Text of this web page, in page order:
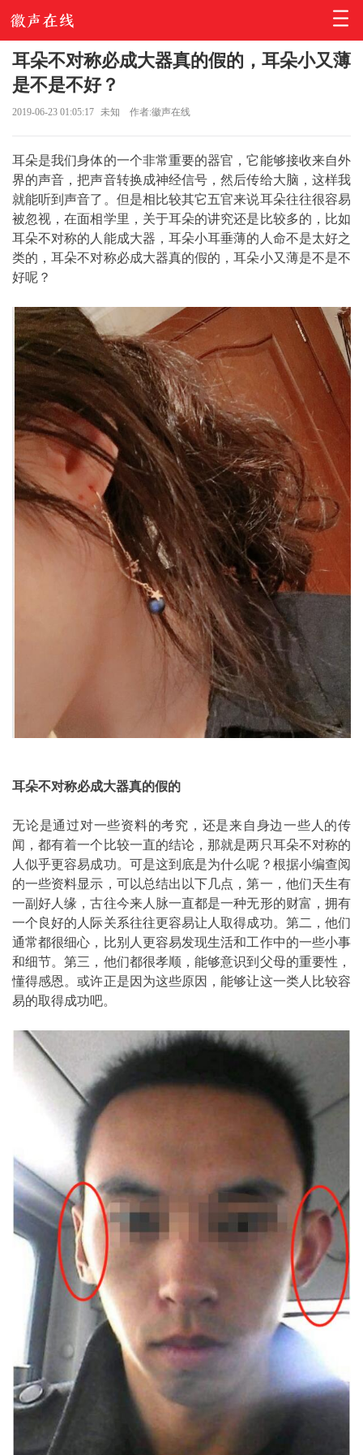
耳朵不对称必成大器真的假的，耳朵小又薄
是不是不好？
2019-06-23 01:05:17 未知 作者:徽声在线
耳朵是我们身体的一个非常重要的器官，它能够接收来自外
界的声音，把声音转换成神经信号，然后传给大脑，这样我
就能听到声音了。但是相比较其它五官来说耳朵往往很容易
被忽视，在面相学里，关于耳朵的讲究还是比较多的，比如
耳朵不对称的人能成大器，耳朵小耳垂薄的人命不是太好之
类的，耳朵不对称必成大器真的假的，耳朵小又薄是不是不
好呢？
耳朵不对称必成大器真的假的
无论是通过对一些资料的考究，还是来自身边一些人的传
闻，都有着一个比较一直的结论，那就是两只耳朵不对称的
人似乎更容易成功。可是这到底是为什么呢？根据小编查阅
的一些资料显示，可以总结出以下几点，第一，他们天生有
一副好人缘，古往今来人脉一直都是一种无形的财富，拥有
一个良好的人际关系往往更容易让人取得成功。第二，他们
通常都很细心，比别人更容易发现生活和工作中的一些小事
和细节。第三，他们都很孝顺，能够意识到父母的重要性，
懂得感恩。或许正是因为这些原因，能够让这一类人比较容
易的取得成功吧。